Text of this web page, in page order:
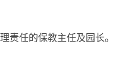
责任的保教主任及园长。